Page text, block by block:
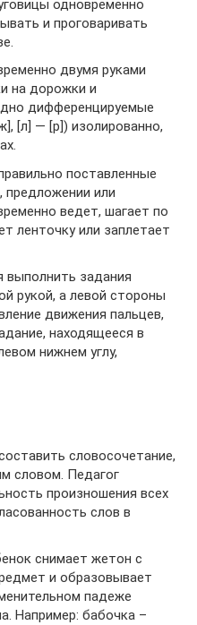
одновременно
и проговаривать
двумя руками
на дорожки и
дифференцируемые
[л] — [р]) изолированно,
поставленные
предложении или
ведет, шагает по
ленточку или заплетает
выполнить задания
рукой, а левой стороны
движения пальцев,
находящееся в
нижнем углу,
словосочетание,
словом. Педагог
произношения всех
слов в
снимает жетон с
и образовывает
падеже
Например: бабочка –